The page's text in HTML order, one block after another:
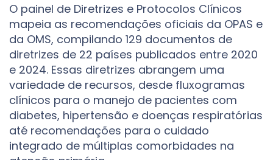
O painel de Diretrizes e Protocolos Clínicos
mapeia as recomendações oficiais da OPAS e
da OMS, compilando 129 documentos de
diretrizes de 22 países publicados entre 2020
e 2024. Essas diretrizes abrangem uma
variedade de recursos, desde fluxogramas
clínicos para o manejo de pacientes com
diabetes, hipertensão e doenças respiratórias
até recomendações para o cuidado
integrado de múltiplas comorbidades na